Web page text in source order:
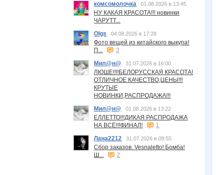
комсомолочка 01.08.2026 в 13:45
НУ КАКАЯ КРАСОТА!!! новинки
ЧАРУТТ...
Olgs
04.08.2026 в 17:28
Фото вещей из китайского выкупа!
П...
3
Мил@н@
31.07.2026 в 16:00
ЛЮШЕ!!!!БЕЛОРУССКАЯ КРАСОТА!
ОТЛИЧНОЕ КАЧЕСТВО,ЦЕНЫ!!!
КРУТЫЕ
НОВИНКИ,РАСПРОДАЖА!!!
Мил@н@
01.08.2026 в 13:22
ЕЛЛЕТТО!!!ДИКАЯ РАСПРОДАЖА
НА ВСЁ!!!ФИНАЛ!
1
Лана2212
31.07.2026 в 09:55
Сбор заказов. Vesnaletto! Бомба!
Ш...
2